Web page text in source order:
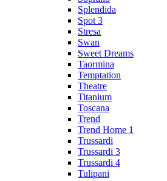
Splendida
Spot 3
Stresa
Swan
Sweet Dreams
Taormina
Temptation
Theatre
Titanium
Toscana
Trend
Trend Home 1
Trussardi
Trussardi 3
Trussardi 4
Tulipani